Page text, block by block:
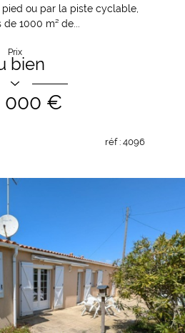
ou par la piste cyclable,
1000 m² de...
Prix
bien
000 €
réf : 4096